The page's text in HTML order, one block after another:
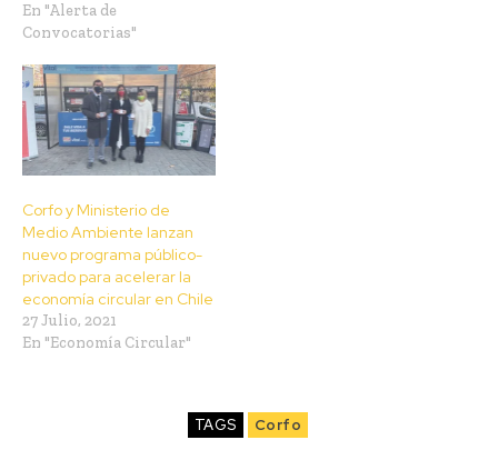
En "Alerta de
Convocatorias"
Corfo y Ministerio de
Medio Ambiente lanzan
nuevo programa público-
privado para acelerar la
economía circular en Chile
27 Julio, 2021
En "Economía Circular"
TAGS Corfo